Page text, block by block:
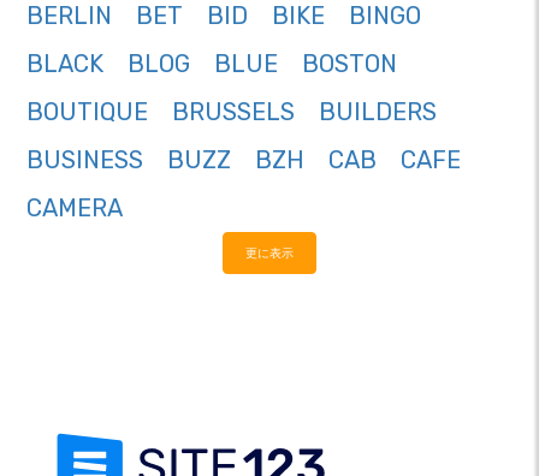
BERLIN
BET BID BIKE
BINGO
BLACK
BLOG BLUE
BOSTON
BOUTIQUE
BRUSSELS
BUILDERS
BUSINESS
BUZZ BZH CAB
CAFE
CAMERA
更に表示